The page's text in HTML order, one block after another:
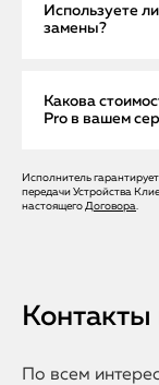
аккуратно
оригинального
часов, в
необходимости
дефектов.
Используете
замены?
В нашем
только
для техники
экрана —
Какова
Pro в вашем
Цена замены
необходимости
Исполнитель
передачи Устройства
настоящего Договора.
По всем